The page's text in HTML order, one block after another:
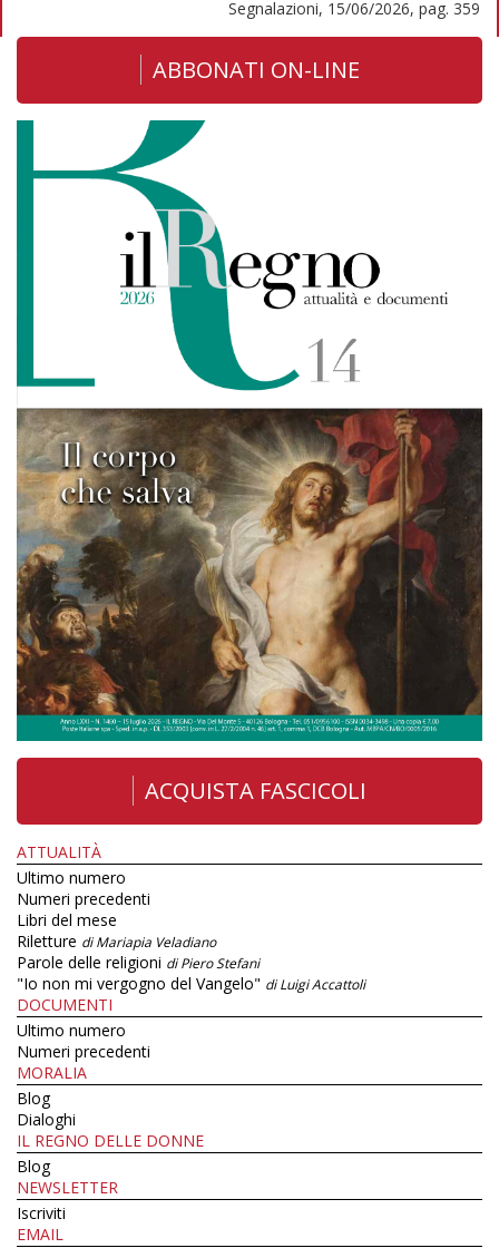
Segnalazioni, 15/06/2026, pag. 359
ABBONATI ON-LINE
ACQUISTA FASCICOLI
ATTUALITÀ
Ultimo numero
Numeri precedenti
Libri del mese
Riletture di Mariapia Veladiano
Parole delle religioni di Piero Stefani
"Io non mi vergogno del Vangelo" di Luigi Accattoli
DOCUMENTI
Ultimo numero
Numeri precedenti
MORALIA
Blog
Dialoghi
IL REGNO DELLE DONNE
Blog
NEWSLETTER
Iscriviti
EMAIL